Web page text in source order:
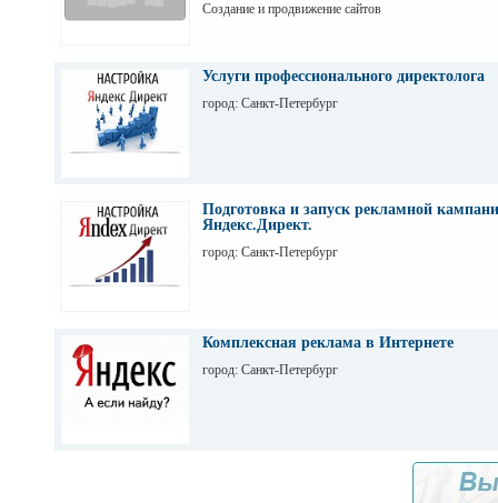
Создание и продвижение сайтов
Услуги профессионального директолога
город: Санкт-Петербург
Подготовка и запуск рекламной
Яндекс.Директ.
город: Санкт-Петербург
Комплексная реклама в Интернете
город: Санкт-Петербург